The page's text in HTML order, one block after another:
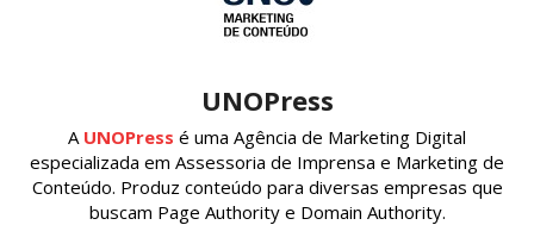
UNOPress
A UNOPress é uma Agência de Marketing Digital
especializada em Assessoria de Imprensa e Marketing de
Conteúdo. Produz conteúdo para diversas empresas que
buscam Page Authority e Domain Authority.